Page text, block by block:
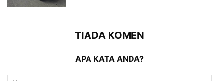
TIADA KOMEN
APA KATA ANDA?